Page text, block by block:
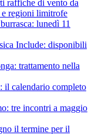
raffiche di vento da
regioni limitrofe
lunedì 11
Include: disponibili
trattamento nella
il calendario completo
tre incontri a maggio
il termine per il